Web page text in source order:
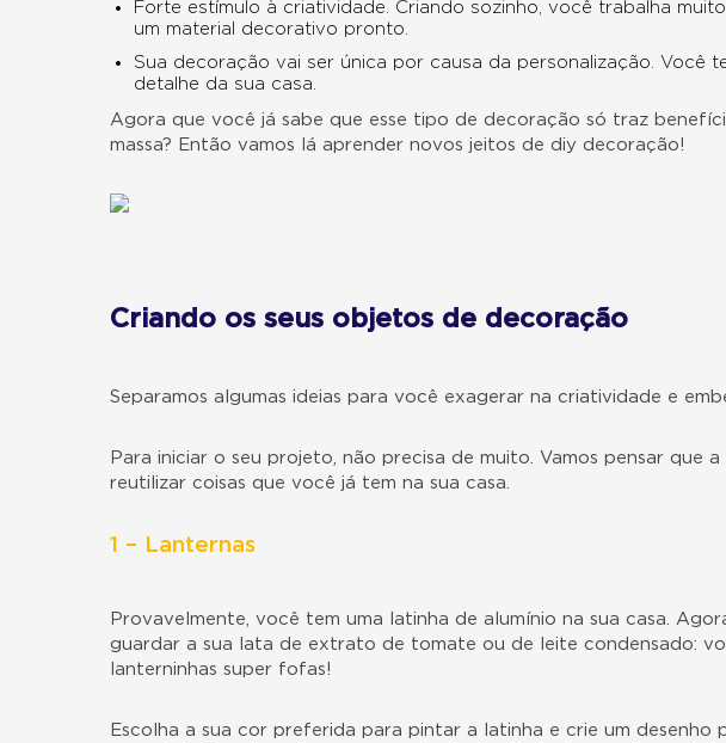
Forte estímulo à criatividade. Criando sozinho, você trabalha
um material decorativo pronto.
Sua decoração vai ser única por causa da personalização. Você
detalhe da sua casa.
Agora que você já sabe que esse tipo de decoração só traz
massa? Então vamos lá aprender novos jeitos de diy decoração!
Criando os seus objetos de decoração
Separamos algumas ideias para você exagerar na criatividade e
Para iniciar o seu projeto, não precisa de muito. Vamos pensar que
reutilizar coisas que você já tem na sua casa.
1 – Lanternas
Provavelmente, você tem uma latinha de alumínio na sua casa.
guardar a sua lata de extrato de tomate ou de leite condensado:
lanterninhas super fofas!
Escolha a sua cor preferida para pintar a latinha e crie um desenho